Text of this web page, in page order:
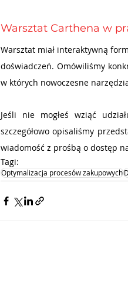
Warsztat Carthena w
Warsztat miał interaktywną
doświadczeń. Omówiliśmy
w których nowoczesne
Jeśli nie mogłeś wziąć
szczegółowo opisaliśmy
wiadomość z prośbą o dostęp
Tagi:
Optymalizacja procesów zakupowych